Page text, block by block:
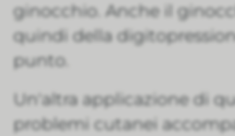
ginocchio. Anche il
quindi della
punto.
Un'altra applicazione di
problemi cutanei